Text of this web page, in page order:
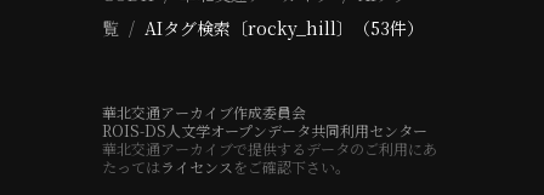
覧
AIタグ検索〔rocky_hill〕（53件）
華北交通アーカイブ作成委員会
ROIS-DS人文学オープンデータ共同利用センター
華北交通アーカイブで提供するデータのご利用にあ
たってはライセンス をご確認下さい。